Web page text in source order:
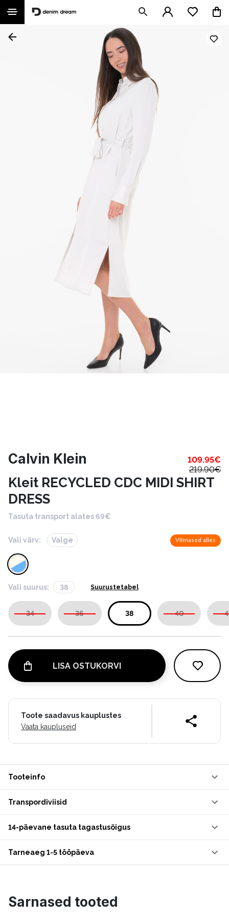
Calvin Klein 109.95€
219.90€
Kleit RECYCLED CDC MIDI SHIRT
DRESS
Tasuta transport alates 69€
Vali värv: Valge Viimased alles
Vali suurus: 38 Suurustetabel
34 36 38 40
LISA OSTUKORVI
Toote saadavus kauplustes
Vaata kaupluseid
Tooteinfo
Transpordiviisid
14-päevane tasuta tagastusõigus
Tarneaeg 1-5 tööpäeva
Sarnased tooted